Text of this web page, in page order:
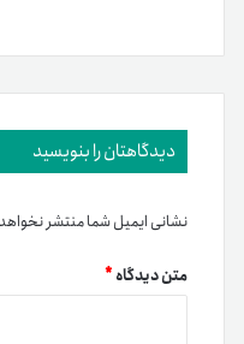
دیدگاهتان را بنویسید
نشانی ایمیل شما منتشر
متن دیدگاه*